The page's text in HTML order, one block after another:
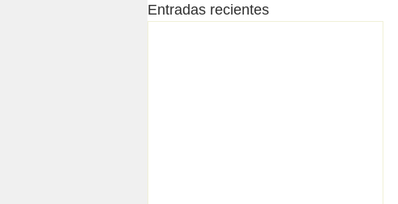
Entradas recientes